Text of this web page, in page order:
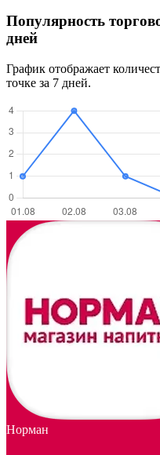
Популярность
дней
График отображает
точке за 7 дней.
Норман